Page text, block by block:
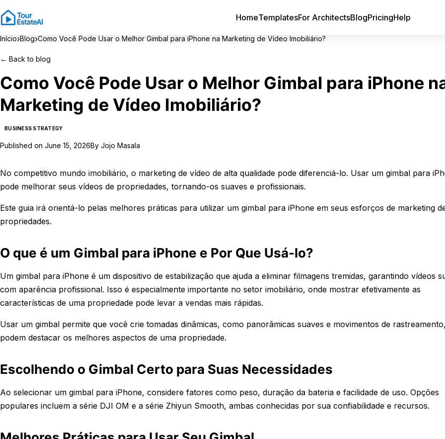
HomeTemplatesFor ArchitectsBlogPricingHelp
Início›Blog›Como Você Pode Usar o Melhor Gimbal para iPhone na Marketing de Vídeo Imobiliário?
← Back to blog
Como Você Pode Usar o Melhor Gimbal para iPhone
Marketing de Vídeo Imobiliário?
BUSINESS STRATEGY
Published on June 15, 2026By Jojo Masala
No competitivo mundo imobiliário, o marketing de vídeo de alta qualidade pode diferenciá-lo. Usar um gimbal para
pode melhorar seus vídeos de propriedades, tornando-os suaves e profissionais.
Este guia irá orientá-lo pelas melhores práticas para utilizar um gimbal para iPhone em seus esforços de marketing
propriedades.
O que é um Gimbal para iPhone e Por Que Usá-lo?
Um gimbal para iPhone é um dispositivo de estabilização que ajuda a eliminar filmagens tremidas, garantindo vídeos
com aparência profissional. Isso é especialmente importante no setor imobiliário, onde mostrar efetivamente as
características de uma propriedade pode levar a vendas mais rápidas.
Usar um gimbal permite que você crie tomadas dinâmicas, como panorâmicas suaves e movimentos de
podem destacar os melhores aspectos de uma propriedade.
Escolhendo o Gimbal Certo para Suas Necessidades
Ao selecionar um gimbal para iPhone, considere fatores como peso, duração da bateria e facilidade de uso. Opções
populares incluem a série DJI OM e a série Zhiyun Smooth, ambas conhecidas por sua confiabilidade e recursos.